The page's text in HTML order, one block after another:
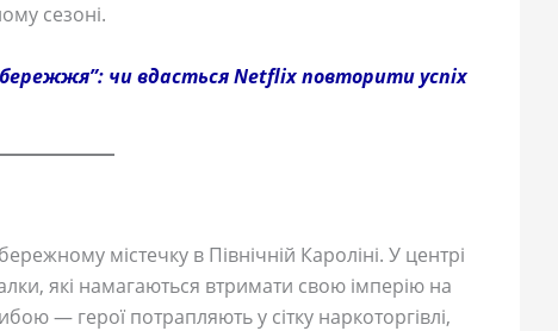
сезоні.
чи вдасться Netflix повторити успіх
містечку в Північній Кароліні. У центрі
які намагаються втримати свою імперію на
— герої потрапляють у сітку наркоторгівлі,